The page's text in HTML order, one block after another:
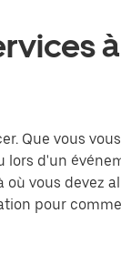
Que vous
d'un
vous devez
pour